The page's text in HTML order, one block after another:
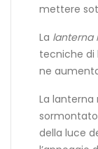
mettere
La lanterna
tecniche di
ne
La lanterna
della luce